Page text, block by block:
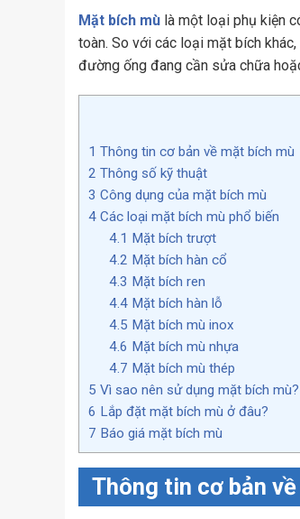
Mặt bích mù là một loại phụ kiện
toàn. So với các loại mặt bích
đường ống đang cần sửa chữa
1 Thông tin cơ bản về mặt bích mù
2 Thông số kỹ thuật
3 Công dụng của mặt bích mù
4 Các loại mặt bích mù phổ biến
4.1 Mặt bích trượt
4.2 Mặt bích hàn cổ
4.3 Mặt bích ren
4.4Mặt bích hàn lỗ
4.5 Mặt bích mù inox
4.6 Mặt bích mù nhựa
4.7 Mặt bích mù thép
5 Vì sao nên sử dụng mặt bích mù?
6 Lắp đặt mặt bích mù ở đâu?
7 Báo giá mặt bích mù
Thông tin cơ bản